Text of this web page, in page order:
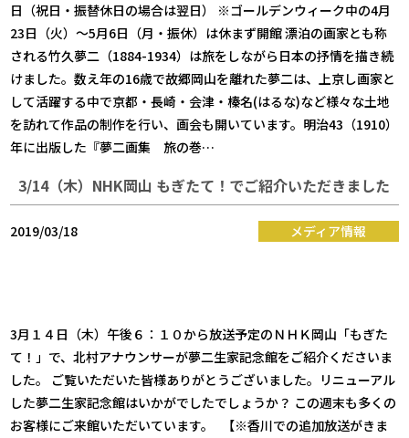
日（祝日・振替休日の場合は翌日） ※ゴールデンウィーク中の4月
23日（火）～5月6日（月・振休）は休まず開館 漂泊の画家とも称
される竹久夢二（1884-1934）は旅をしながら日本の抒情を描き続
けました。数え年の16歳で故郷岡山を離れた夢二は、上京し画家と
して活躍する中で京都・長崎・会津・榛名(はるな)など様々な土地
を訪れて作品の制作を行い、画会も開いています。明治43（1910）
年に出版した『夢二画集 旅の巻…
3/14（木）NHK岡山 もぎたて！でご紹介いただきました
2019/03/18 メディア情報
3月１４日（木）午後６：１０から放送予定のＮＨＫ岡山「もぎた
て！」で、北村アナウンサーが夢二生家記念館をご紹介くださいま
した。 ご覧いただいた皆様ありがとうございました。リニューアル
した夢二生家記念館はいかがでしたでしょうか？ この週末も多くの
お客様にご来館いただいています。 【※香川での追加放送がきま